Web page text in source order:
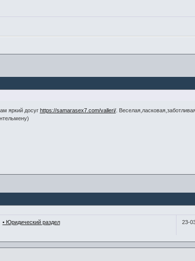
яркий досуг https://samarasex7.com/valleri/.
• Юридический раздел 23-